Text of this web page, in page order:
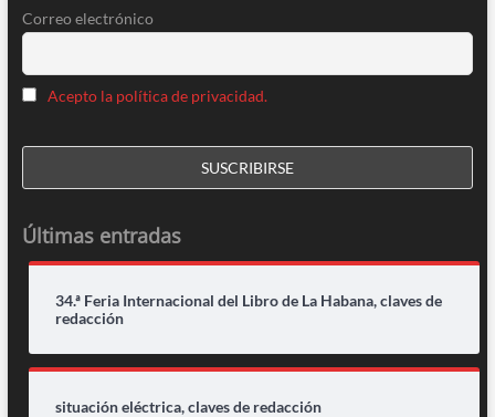
Correo electrónico
Acepto la política de privacidad.
Últimas entradas
34.ª Feria Internacional del Libro de La Habana, claves de
redacción
situación eléctrica, claves de redacción